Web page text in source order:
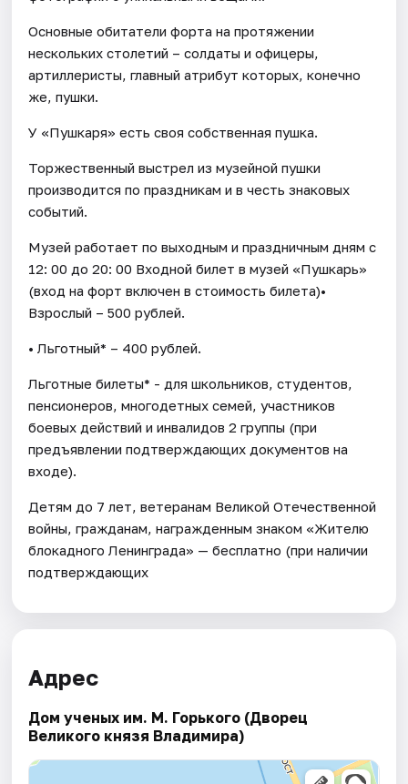
Основные обитатели форта на протяжении
нескольких столетий – солдаты и офицеры,
артиллеристы, главный атрибут которых, конечно
же, пушки.
У «Пушкаря» есть своя собственная пушка.
Торжественный выстрел из музейной пушки
производится по праздникам и в честь знаковых
событий.
Музей работает по выходным и праздничным дням с
12: 00 до 20: 00 Входной билет в музей «Пушкарь»
(вход на форт включен в стоимость билета)•
Взрослый – 500 рублей.
• Льготный* – 400 рублей.
Льготные билеты* - для школьников, студентов,
пенсионеров, многодетных семей, участников
боевых действий и инвалидов 2 группы (при
предъявлении подтверждающих документов на
входе).
Детям до 7 лет, ветеранам Великой Отечественной
войны, гражданам, награжденным знаком «Жителю
блокадного Ленинграда» — бесплатно (при наличии
подтверждающих
Адрес
Дом ученых им. М. Горького (Дворец
Великого князя Владимира)